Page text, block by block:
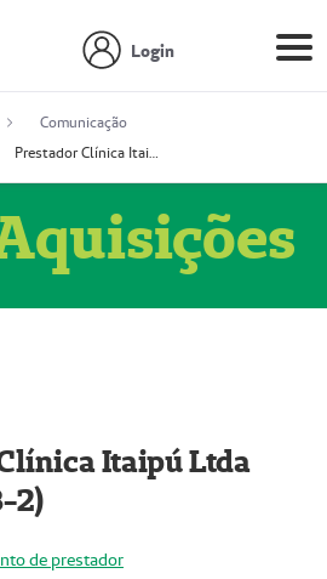
Login
Comunicação
Prestador Clínica Itaipú Ltda (51004348-2)
Itaipú Ltda
2)
de prestador